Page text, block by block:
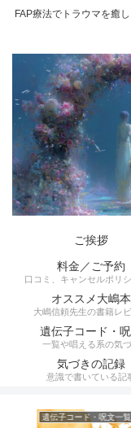
FAP療法でトラウマを癒
ご挨拶
料金／ご予約
口コミ、キャンセルポリ
オススメ大嶋本
大嶋信頼先生の書籍レ
遺伝子コード・
一覧や唱える系の気
気づきの記録
意識で書いている記
遺伝子コード・呪文一覧